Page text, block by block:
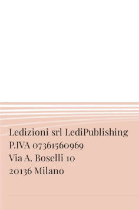
Ledizioni srl LediPublishing
P.IVA 07361560969
Via A. Boselli 10
20136 Milano